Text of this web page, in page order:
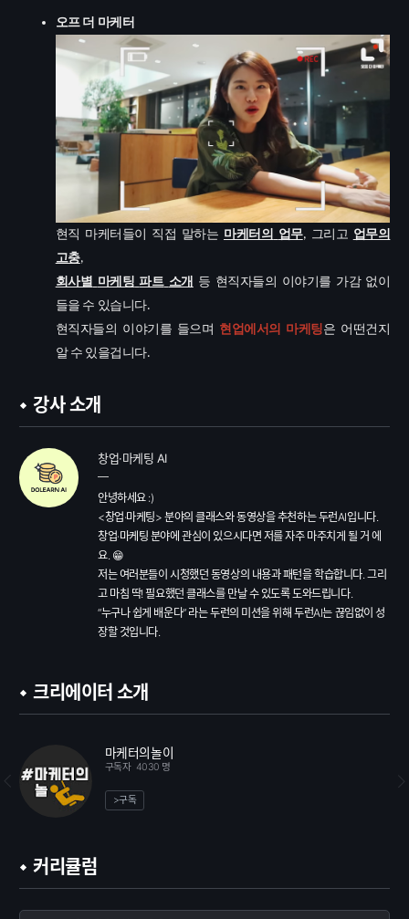
오프 더 마케터
현직 마케터들이 직접 말하는 마케터의 업무, 그리고 업무의
고충,
회사별 마케팅 파트 소개 등 현직자들의 이야기를 가감 없이
들을 수 있습니다.
현직자들의
이야기를 들으며 현업에서의 마케팅은 어떤건지
알 수 있을겁니다.
강사 소개
창업·마케팅 AI
안녕하세요 :)
<창업·마케팅> 분야의 클래스와 동영상을 추천하는 두런AI입니다.
창업·마케팅 분야에 관심이 있으시다면 저를 자주 마주치게 될 거 에
요. 😁
저는 여러분들이 시청했던 동영상의 내용과 패턴을 학습합니다. 그리
고 마침 딱! 필요했던 클래스를 만날 수 있도록 도와드립니다.
“누구나 쉽게 배운다” 라는 두런의 미션을 위해 두런AI는 끊임없이 성
장할 것입니다.
크리에이터 소개
마케터의놀이
구독자 4030 명
>구독
커리큘럼